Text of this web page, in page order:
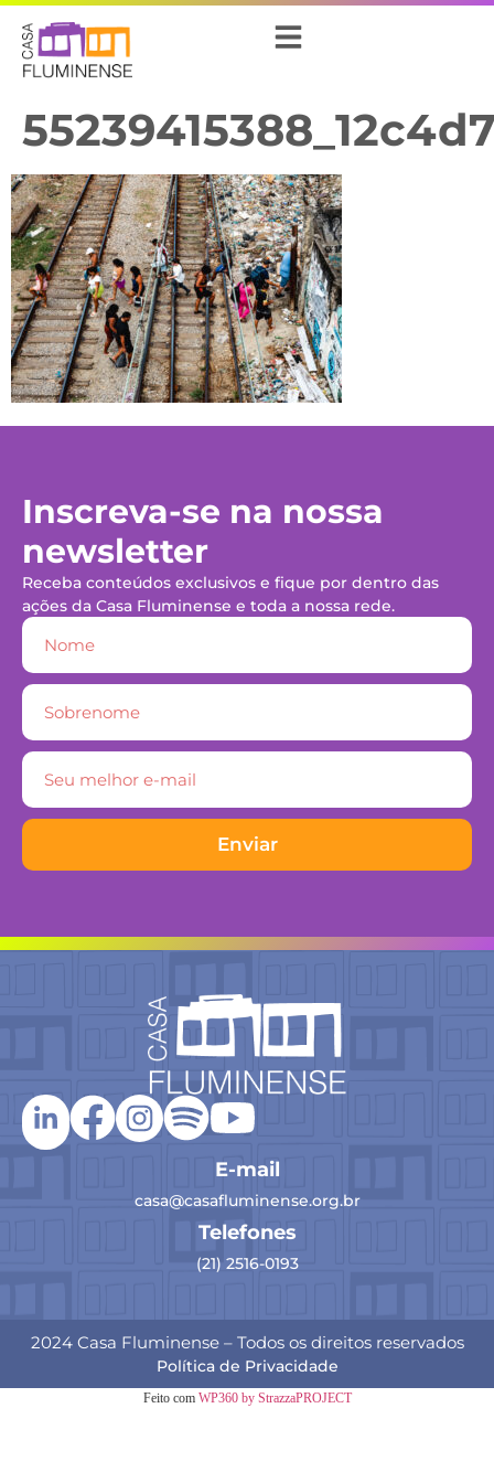
Inscreva-se na nossa
newsletter
Receba conteúdos exclusivos e fique por dentro das
ações da Casa Fluminense e toda a nossa rede.
Enviar
E-mail
casa@casafluminense.org.br
Telefones
(21) 2516-0193
2024 Casa Fluminense – Todos os direitos reservados
Política de Privacidade
Feito com WP360 by StrazzaPROJECT